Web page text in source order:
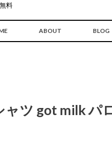
料
ABOUT BLOG
ャツ got milk パ